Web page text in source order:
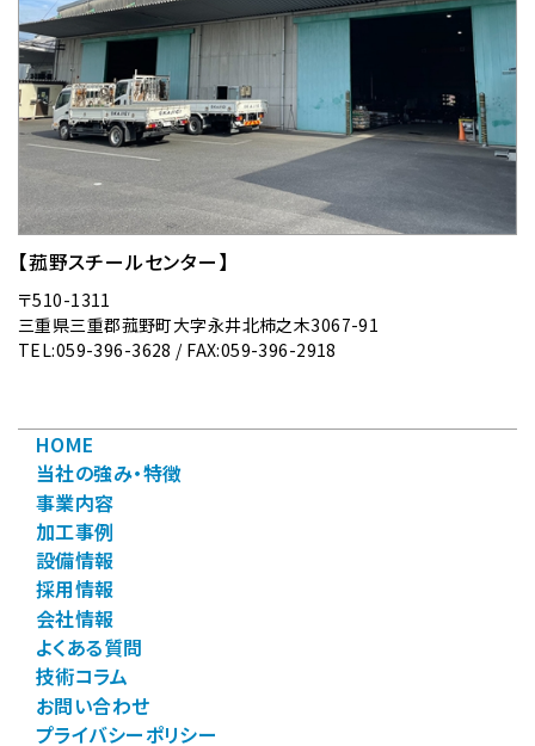
【菰野スチールセンター】
〒510-1311
三重県三重郡菰野町大字永井北柿之木3067-91
TEL:059-396-3628 / FAX:059-396-2918
HOME
当社の強み・特徴
事業内容
加工事例
設備情報
採用情報
会社情報
よくある質問
技術コラム
お問い合わせ
プライバシーポリシー